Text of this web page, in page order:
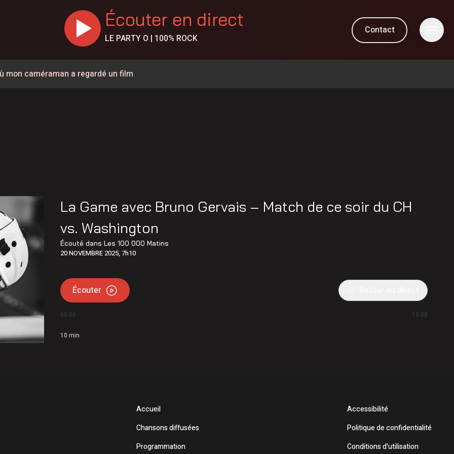
Écouter en direct
LE PARTY O | 100% ROCK
Contact
mon caméraman a regardé un film
57 ans est décédé
à la circulation à la hauteur de Carignan
à pied pour parler de santé mentale
l’Opération nationale concertée en sécurité nautique de
15 250$ à 12 Latuquois
La Game avec Bruno Gervais – Match de ce soir du CH
vs. Washington
Écouté dansLes 100 000 Matins
20 NOVEMBRE 2025, 7h10
Écouter
00:00 10:00
10 min
Accueil
Chansons diffusées
Programmation
Accessibilité
Politique de confidentialité
Conditions d'utilisation